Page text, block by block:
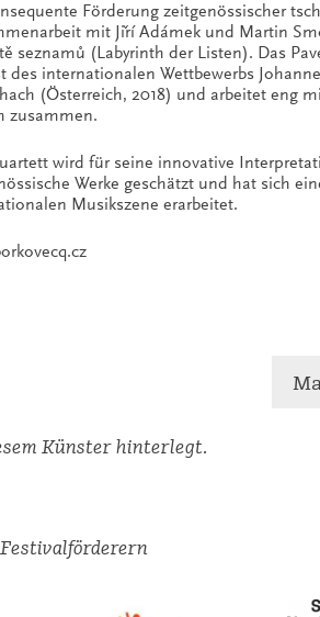
Förderung zeitgenössischer
mit Jiří Adámek und Martin
seznamů (Labyrinth der Listen). Das
des internationalen Wettbewerbs
(Österreich, 2018) und arbeitet eng
zusammen.
wird für seine innovative
Werke geschätzt und hat sich
Musikszene erarbeitet.
Künster hinterlegt.